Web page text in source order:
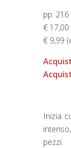
pp. 216
€
€ 9,99
Inizia
pezzi.